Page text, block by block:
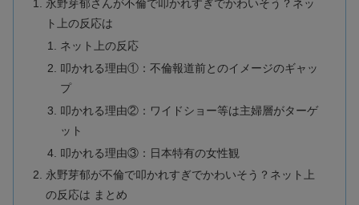
永野芽郁さんが不倫で叩かれすぎでかわいそう？ネッ
ト上の反応は
ネット上の反応
叩かれる理由①：不倫報道前とのイメージのギャッ
プ
叩かれる理由②：ワイドショー等は主婦層がターゲ
ット
叩かれる理由③：日本特有の女性観
永野芽郁が不倫で叩かれすぎでかわいそう？ネット上
の反応は まとめ